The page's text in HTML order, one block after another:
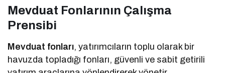
Mevduat Fonlarının Çalışma
Prensibi
Mevduat fonları, yatırımcıların toplu olarak bir
havuzda topladığı fonları, güvenli ve sabit getirili